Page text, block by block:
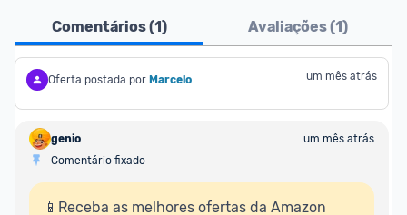
Comentários (1) Avaliações (1)
Oferta postada por Marcelo um mês atrás
genio
um mês atrás
Comentário fixado
📱Receba as melhores ofertas da Amazon